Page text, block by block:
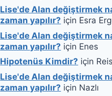
Lise'de Alan değiştirmek
zaman yapılır? için Esra
Lise'de Alan değiştirmek
zaman yapılır? için Enes
Hipotenüs Kimdir? için
Lise'de Alan değiştirmek
zaman yapılır? için Nazlı